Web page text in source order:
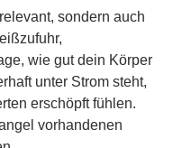
sondern auch
wie gut dein Körper
unter Strom steht,
erschöpft fühlen.
vorhandenen